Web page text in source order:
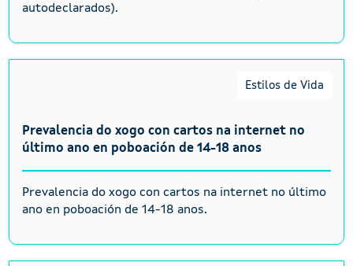
autodeclarados).
Estilos de Vida
Prevalencia do xogo con cartos na internet no
último ano en poboación de 14-18 anos
Prevalencia do xogo con cartos na internet no último
ano en poboación de 14-18 anos.